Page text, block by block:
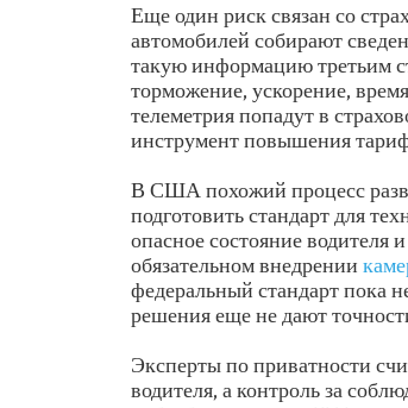
Еще один риск связан со
автомобилей собирают
такую информацию третьим
торможение, ускорение,
телеметрия попадут в
инструмент повышения
В США похожий процесс
подготовить стандарт для
опасное состояние
обязательном внедрении
федеральный стандарт пока
решения еще не дают
Эксперты по приватности
водителя, а контроль за